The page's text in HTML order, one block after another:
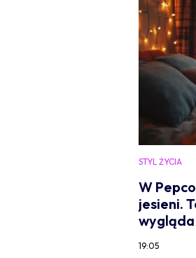
STYL ŻYCIA
W
jesieni.
wygląda
19:05